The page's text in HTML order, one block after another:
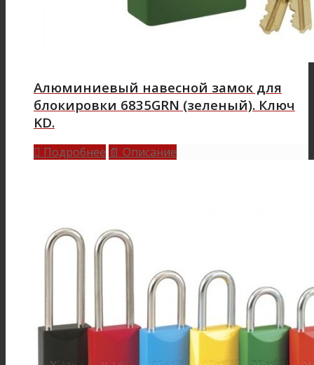
Алюминиевый навесной замок для
блокировки 6835GRN (зеленый). Ключ
KD.
 Подробнее 📄 Описание